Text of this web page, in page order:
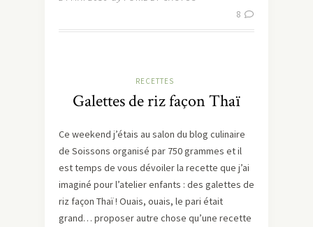
8
RECETTES
Galettes de riz façon Thaï
Ce weekend j’étais au salon du blog culinaire
de Soissons organisé par 750 grammes et il
est temps de vous dévoiler la recette que j’ai
imaginé pour l’atelier enfants : des galettes de
riz façon Thaï ! Ouais, ouais, le pari était
grand… proposer autre chose qu’une recette